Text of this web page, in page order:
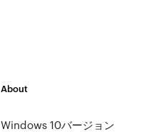
About
Windows 10バージョン